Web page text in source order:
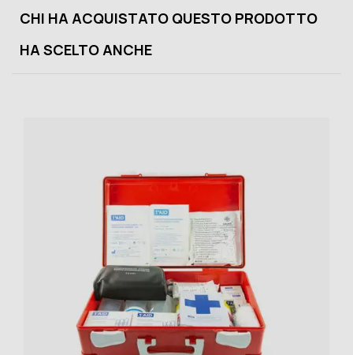
CHI HA ACQUISTATO QUESTO PRODOTTO
HA SCELTO ANCHE